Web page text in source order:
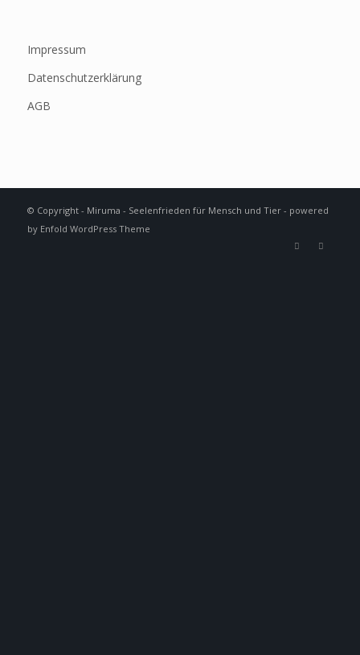
Impressum
Datenschutzerklärung
AGB
© Copyright - Miruma - Seelenfrieden für Mensch und Tier - powered
by Enfold WordPress Theme